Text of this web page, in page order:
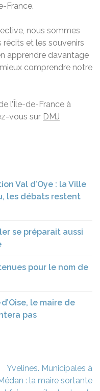
France.
nous sommes
récits et les souvenirs
apprendre davantage
comprendre notre
l’Île-de-France à
vous sur DMJ
Val d’Oye : la Ville
les débats restent
se préparait aussi
pour le nom de
le maire de
pas
Yvelines. Municipales à
: la maire sortante